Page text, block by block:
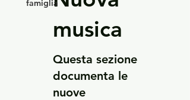
famiglia
musica
Questa sezione
documenta le
nuove